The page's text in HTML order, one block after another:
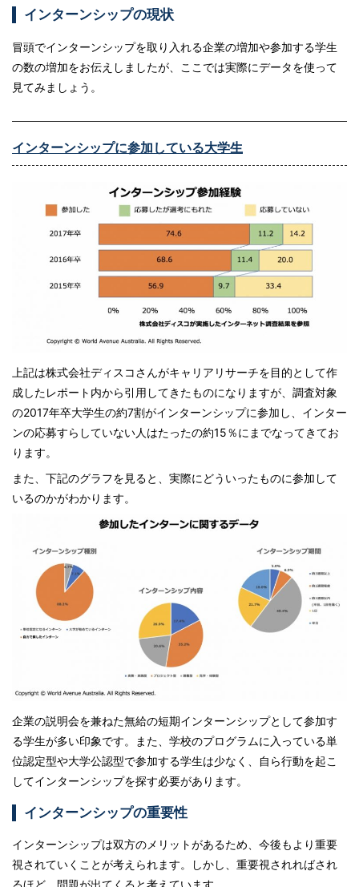
インターンシップの現状
冒頭でインターンシップを取り入れる企業の増加や参加する学生
の数の増加をお伝えしましたが、ここでは実際にデータを使って
見てみましょう。
インターンシップに参加している大学生
上記は株式会社ディスコさんがキャリアリサーチを目的として作
成したレポート内から引用してきたものになりますが、調査対象
の2017年卒大学生の約7割がインターンシップに参加し、インター
ンの応募すらしていない人はたったの約15％にまでなってきてお
ります。
また、下記のグラフを見ると、実際にどういったものに参加して
いるのかがわかります。
企業の説明会を兼ねた無給の短期インターンシップとして参加す
る学生が多い印象です。また、学校のプログラムに入っている単
位認定型や大学公認型で参加する学生は少なく、自ら行動を起こ
してインターンシップを探す必要があります。
インターンシップの重要性
インターンシップは双方のメリットがあるため、今後もより重要
視されていくことが考えられます。しかし、重要視されればされ